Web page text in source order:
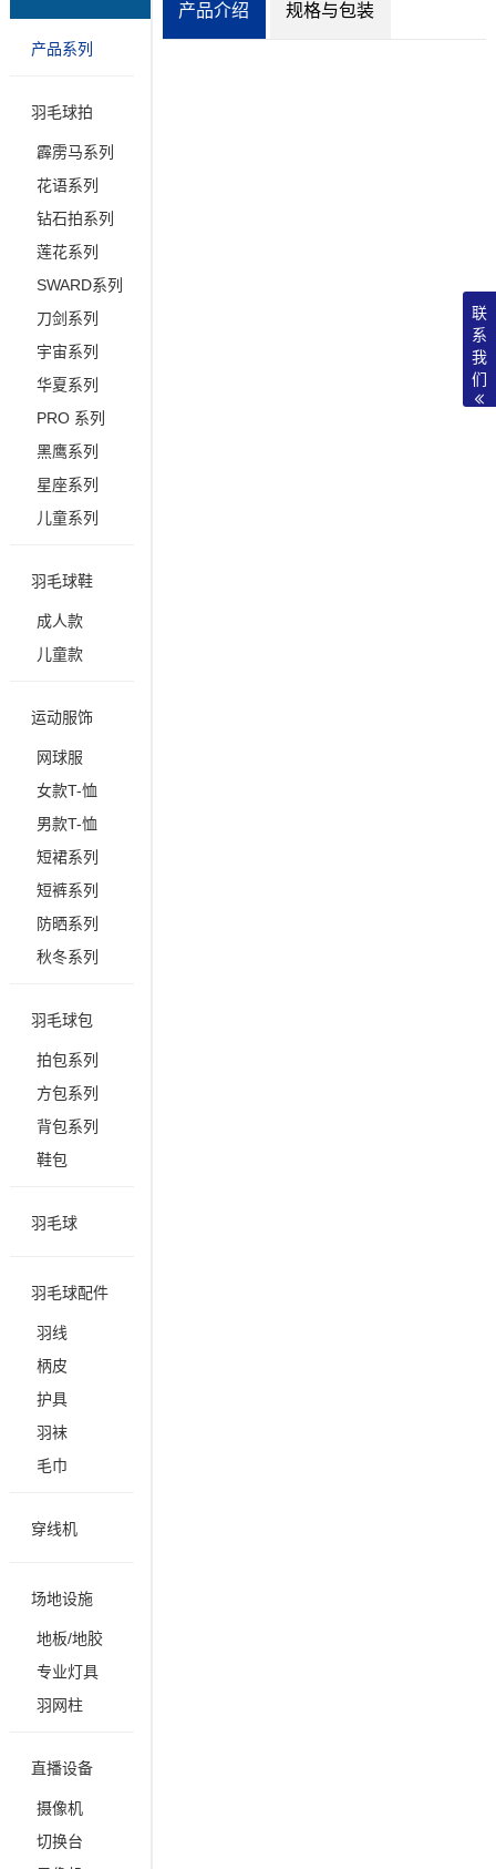
产品介绍 规格与包装
产品系列
羽毛球拍
霹雳马系列
花语系列
钻石拍系列
莲花系列
SWARD系列
刀剑系列
宇宙系列
华夏系列
PRO 系列
黑鹰系列
星座系列
儿童系列
羽毛球鞋
成人款
儿童款
运动服饰
网球服
女款T-恤
男款T-恤
短裙系列
短裤系列
防晒系列
秋冬系列
羽毛球包
拍包系列
方包系列
背包系列
鞋包
羽毛球
羽毛球配件
羽线
柄皮
护具
羽袜
毛巾
穿线机
场地设施
地板/地胶
专业灯具
羽网柱
直播设备
摄像机
切换台
联
系
我
们